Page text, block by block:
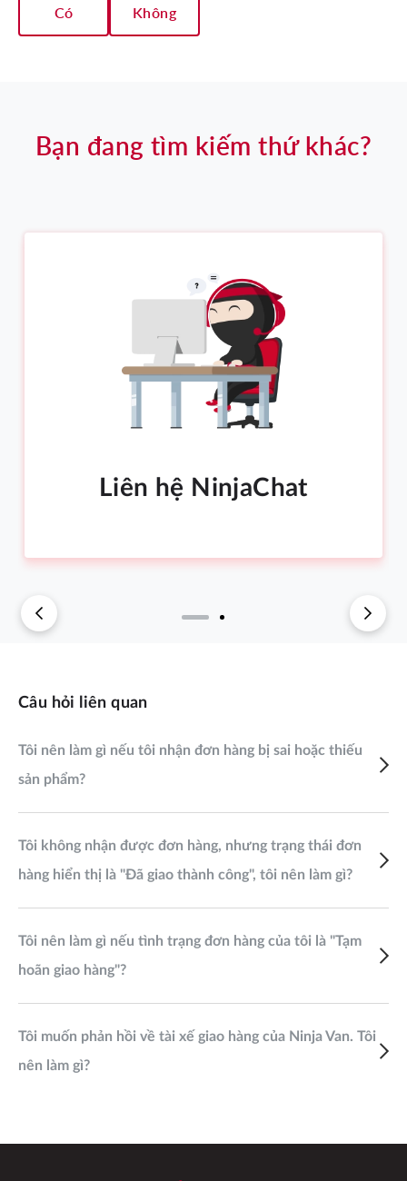
Có Không
Câu hỏi liên quan
Tôi nên làm gì nếu tôi nhận đơn hàng bị sai hoặc thiếu
sản phẩm?
Tôi không nhận được đơn hàng, nhưng trạng thái đơn
hàng hiển thị là "Đã giao thành công", tôi nên làm gì?
Tôi nên làm gì nếu tình trạng đơn hàng của tôi là "Tạm
hoãn giao hàng"?
Tôi muốn phản hồi về tài xế giao hàng của Ninja Van. Tôi
nên làm gì?
Bạn đang tìm kiếm thứ khác?
Liên hệ NinjaChat